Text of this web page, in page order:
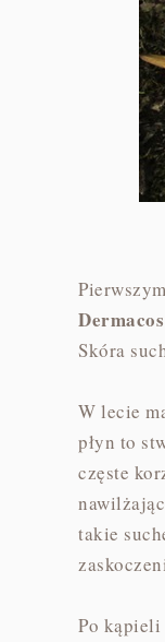
Skóra
W lecie
płyn to
częste
takie
Po kąpieli